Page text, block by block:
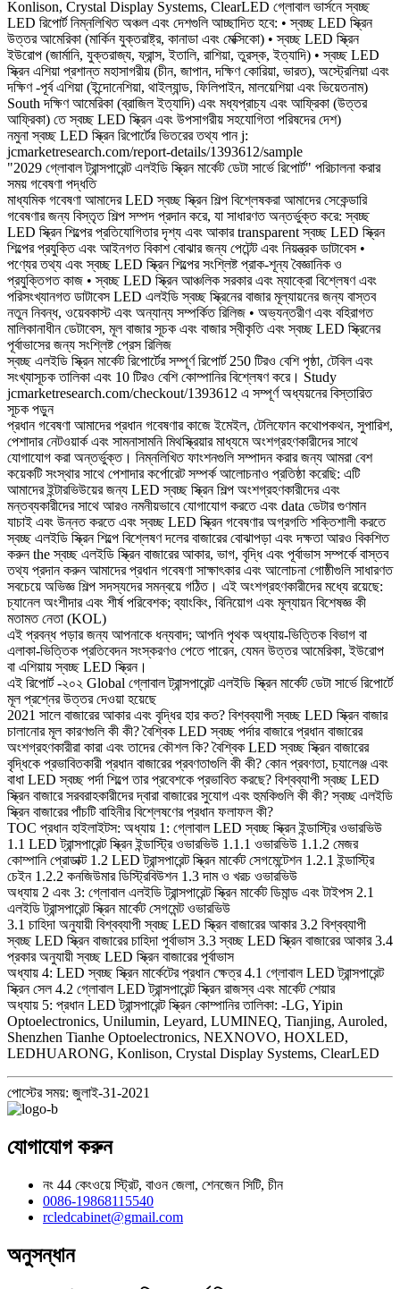
Konlison, Crystal Display Systems, ClearLED গ্লোবাল ভার্সনে স্বচ্ছ
LED রিপোর্ট নিম্নলিখিত অঞ্চল এবং দেশগুলি আচ্ছাদিত হবে: • স্বচ্ছ LED স্ক্রিন
উত্তর আমেরিকা (মার্কিন যুক্তরাষ্ট্র, কানাডা এবং মেক্সিকো) • স্বচ্ছ LED স্ক্রিন
ইউরোপ (জার্মানি, যুক্তরাজ্য, ফ্রান্স, ইতালি, রাশিয়া, তুরস্ক, ইত্যাদি) • স্বচ্ছ LED
স্ক্রিন এশিয়া প্রশান্ত মহাসাগরীয় (চীন, জাপান, দক্ষিণ কোরিয়া, ভারত), অস্ট্রেলিয়া এবং
দক্ষিণ -পূর্ব এশিয়া (ইন্দোনেশিয়া, থাইল্যান্ড, ফিলিপাইন, মালয়েশিয়া এবং ভিয়েতনাম)
South দক্ষিণ আমেরিকা (ব্রাজিল ইত্যাদি) এবং মধ্যপ্রাচ্য এবং আফ্রিকা (উত্তর
আফ্রিকা) তে স্বচ্ছ LED স্ক্রিন এবং উপসাগরীয় সহযোগিতা পরিষদের দেশ)
নমুনা স্বচ্ছ LED স্ক্রিন রিপোর্টের ভিতরের তথ্য পান j:
jcmarketresearch.com/report-details/1393612/sample
"2029 গ্লোবাল ট্রান্সপারেন্ট এলইডি স্ক্রিন মার্কেট ডেটা সার্ভে রিপোর্ট" পরিচালনা করার
সময় গবেষণা পদ্ধতি
মাধ্যমিক গবেষণা আমাদের LED স্বচ্ছ স্ক্রিন শিল্প বিশ্লেষকরা আমাদের সেকেন্ডারি
গবেষণার জন্য বিস্তৃত শিল্প সম্পদ প্রদান করে, যা সাধারণত অন্তর্ভুক্ত করে: স্বচ্ছ
LED স্ক্রিন শিল্পের প্রতিযোগিতার দৃশ্য এবং আকার transparent স্বচ্ছ LED স্ক্রিন
শিল্পের প্রযুক্তি এবং আইনগত বিকাশ বোঝার জন্য পেটেন্ট এবং নিয়ন্ত্রক ডাটাবেস •
পণ্যের তথ্য এবং স্বচ্ছ LED স্ক্রিন শিল্পের সংশ্লিষ্ট প্রাক-শূন্য বৈজ্ঞানিক ও
প্রযুক্তিগত কাজ • স্বচ্ছ LED স্ক্রিন আঞ্চলিক সরকার এবং ম্যাক্রো বিশ্লেষণ এবং
পরিসংখ্যানগত ডাটাবেস LED এলইডি স্বচ্ছ স্ক্রিনের বাজার মূল্যায়নের জন্য বাস্তব
নতুন নিবন্ধ, ওয়েবকাস্ট এবং অন্যান্য সম্পর্কিত রিলিজ • অভ্যন্তরীণ এবং বহিরাগত
মালিকানাধীন ডেটাবেস, মূল বাজার সূচক এবং বাজার স্বীকৃতি এবং স্বচ্ছ LED স্ক্রিনের
পূর্বাভাসের জন্য সংশ্লিষ্ট প্রেস রিলিজ
স্বচ্ছ এলইডি স্ক্রিন মার্কেট রিপোর্টের সম্পূর্ণ রিপোর্ট 250 টিরও বেশি পৃষ্ঠা, টেবিল এবং
সংখ্যাসূচক তালিকা এবং 10 টিরও বেশি কোম্পানির বিশ্লেষণ করে। Study
jcmarketresearch.com/checkout/1393612 এ সম্পূর্ণ অধ্যয়নের বিস্তারিত
সূচক পড়ুন
প্রধান গবেষণা আমাদের প্রধান গবেষণার কাজে ইমেইল, টেলিফোন কথোপকথন, সুপারিশ,
পেশাদার নেটওয়ার্ক এবং সামনাসামনি মিথস্ক্রিয়ার মাধ্যমে অংশগ্রহণকারীদের সাথে
যোগাযোগ করা অন্তর্ভুক্ত। নিম্নলিখিত ফাংশনগুলি সম্পাদন করার জন্য আমরা বেশ
কয়েকটি সংস্থার সাথে পেশাদার কর্পোরেট সম্পর্ক আলোচনাও প্রতিষ্ঠা করেছি: এটি
আমাদের ইন্টারভিউয়ের জন্য LED স্বচ্ছ স্ক্রিন শিল্প অংশগ্রহণকারীদের এবং
মন্তব্যকারীদের সাথে আরও নমনীয়ভাবে যোগাযোগ করতে এবং data ডেটার গুণমান
যাচাই এবং উন্নত করতে এবং স্বচ্ছ LED স্ক্রিন গবেষণার অগ্রগতি শক্তিশালী করতে
স্বচ্ছ এলইডি স্ক্রিন শিল্পে বিশ্লেষণ দলের বাজারের বোঝাপড়া এবং দক্ষতা আরও বিকশিত
করুন the স্বচ্ছ এলইডি স্ক্রিন বাজারের আকার, ভাগ, বৃদ্ধি এবং পূর্বাভাস সম্পর্কে বাস্তব
তথ্য প্রদান করুন আমাদের প্রধান গবেষণা সাক্ষাৎকার এবং আলোচনা গোষ্ঠীগুলি সাধারণত
সবচেয়ে অভিজ্ঞ শিল্প সদস্যদের সমন্বয়ে গঠিত। এই অংশগ্রহণকারীদের মধ্যে রয়েছে:
চ্যানেল অংশীদার এবং শীর্ষ পরিবেশক; ব্যাংকিং, বিনিয়োগ এবং মূল্যায়ন বিশেষজ্ঞ কী
মতামত নেতা (KOL)
এই প্রবন্ধ পড়ার জন্য আপনাকে ধন্যবাদ; আপনি পৃথক অধ্যায়-ভিত্তিক বিভাগ বা
এলাকা-ভিত্তিক প্রতিবেদন সংস্করণও পেতে পারেন, যেমন উত্তর আমেরিকা, ইউরোপ
বা এশিয়ায় স্বচ্ছ LED স্ক্রিন।
এই রিপোর্ট -২০২ Global গ্লোবাল ট্রান্সপারেন্ট এলইডি স্ক্রিন মার্কেট ডেটা সার্ভে রিপোর্টে
মূল প্রশ্নের উত্তর দেওয়া হয়েছে
2021 সালে বাজারের আকার এবং বৃদ্ধির হার কত? বিশ্বব্যাপী স্বচ্ছ LED স্ক্রিন বাজার
চালানোর মূল কারণগুলি কী কী? বৈশ্বিক LED স্বচ্ছ পর্দার বাজারে প্রধান বাজারের
অংশগ্রহণকারীরা কারা এবং তাদের কৌশল কি? বৈশ্বিক LED স্বচ্ছ স্ক্রিন বাজারের
বৃদ্ধিকে প্রভাবিতকারী প্রধান বাজারের প্রবণতাগুলি কী কী? কোন প্রবণতা, চ্যালেঞ্জ এবং
বাধা LED স্বচ্ছ পর্দা শিল্পে তার প্রবেশকে প্রভাবিত করছে? বিশ্বব্যাপী স্বচ্ছ LED
স্ক্রিন বাজারে সরবরাহকারীদের দ্বারা বাজারের সুযোগ এবং হুমকিগুলি কী কী? স্বচ্ছ এলইডি
স্ক্রিন বাজারের পাঁচটি বাহিনীর বিশ্লেষণের প্রধান ফলাফল কী?
TOC প্রধান হাইলাইটস: অধ্যায় 1: গ্লোবাল LED স্বচ্ছ স্ক্রিন ইন্ডাস্ট্রি ওভারভিউ
1.1 LED ট্রান্সপারেন্ট স্ক্রিন ইন্ডাস্ট্রি ওভারভিউ 1.1.1 ওভারভিউ 1.1.2 মেজর
কোম্পানি প্রোডাক্ট 1.2 LED ট্রান্সপারেন্ট স্ক্রিন মার্কেট সেগমেন্টেশন 1.2.1 ইন্ডাস্ট্রি
চেইন 1.2.2 কনজিউমার ডিস্ট্রিবিউশন 1.3 দাম ও খরচ ওভারভিউ
অধ্যায় 2 এবং 3: গ্লোবাল এলইডি ট্রান্সপারেন্ট স্ক্রিন মার্কেট ডিমান্ড এবং টাইপস 2.1
এলইডি ট্রান্সপারেন্ট স্ক্রিন মার্কেট সেগমেন্ট ওভারভিউ
3.1 চাহিদা অনুযায়ী বিশ্বব্যাপী স্বচ্ছ LED স্ক্রিন বাজারের আকার 3.2 বিশ্বব্যাপী
স্বচ্ছ LED স্ক্রিন বাজারের চাহিদা পূর্বাভাস 3.3 স্বচ্ছ LED স্ক্রিন বাজারের আকার 3.4
প্রকার অনুযায়ী স্বচ্ছ LED স্ক্রিন বাজারের পূর্বাভাস
অধ্যায় 4: LED স্বচ্ছ স্ক্রিন মার্কেটের প্রধান ক্ষেত্র 4.1 গ্লোবাল LED ট্রান্সপারেন্ট
স্ক্রিন সেল 4.2 গ্লোবাল LED ট্রান্সপারেন্ট স্ক্রিন রাজস্ব এবং মার্কেট শেয়ার
অধ্যায় 5: প্রধান LED ট্রান্সপারেন্ট স্ক্রিন কোম্পানির তালিকা: -LG, Yipin
Optoelectronics, Unilumin, Leyard, LUMINEQ, Tianjing, Auroled,
Shenzhen Tianhe Optoelectronics, NEXNOVO, HOXLED,
LEDHUARONG, Konlison, Crystal Display Systems, ClearLED
পোস্টের সময়: জুলাই-31-2021
যোগাযোগ করুন
নং 44 কেংওয়ে স্ট্রিট, বাওন জেলা, শেনজেন সিটি, চীন
0086-19868115540
rcledcabinet@gmail.com
অনুসন্ধান